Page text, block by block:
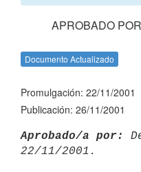
APROBADO
Documento Actualizado
Promulgación: 22/11/2001
Publicación: 26/11/2001
Aprobado/a por: